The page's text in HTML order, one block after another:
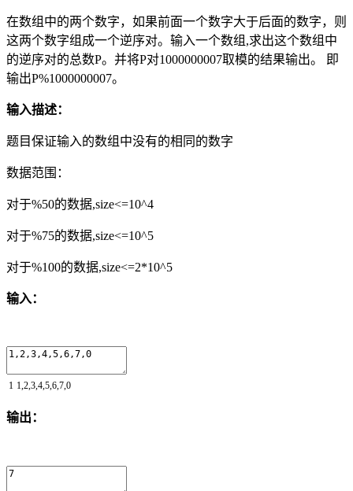
在数组中的两个数字，如果前面一个数字大于后面的数字，则
这两个数字组成一个逆序对。输入一个数组,求出这个数组中
的逆序对的总数P。并将P对1000000007取模的结果输出。 即
输出P%1000000007。
输入描述：
题目保证输入的数组中没有的相同的数字
数据范围：
对于%50的数据,size<=10^4
对于%75的数据,size<=10^5
对于%100的数据,size<=2*10^5
输入：
1 1,2,3,4,5,6,7,0
输出：